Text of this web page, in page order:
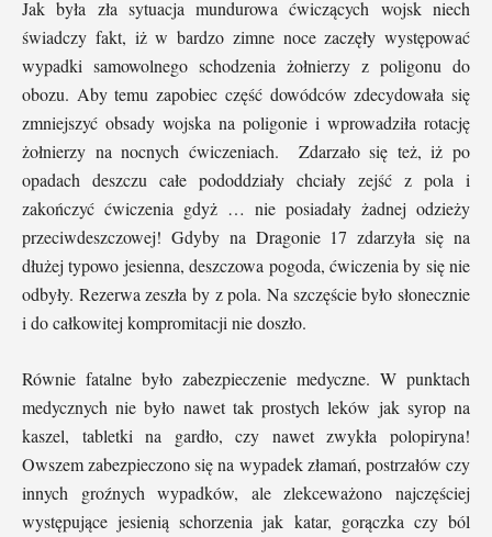
Jak była zła sytuacja mundurowa ćwiczących wojsk niech
świadczy fakt, iż w bardzo zimne noce zaczęły występować
wypadki samowolnego schodzenia żołnierzy z poligonu do
obozu. Aby temu zapobiec część dowódców zdecydowała się
zmniejszyć obsady wojska na poligonie i wprowadziła rotację
żołnierzy na nocnych ćwiczeniach. Zdarzało się też, iż po
opadach deszczu całe pododdziały chciały zejść z pola i
zakończyć ćwiczenia gdyż … nie posiadały żadnej odzieży
przeciwdeszczowej! Gdyby na Dragonie 17 zdarzyła się na
dłużej typowo jesienna, deszczowa pogoda, ćwiczenia by się nie
odbyły. Rezerwa zeszła by z pola. Na szczęście było słonecznie
i do całkowitej kompromitacji nie doszło.
Równie fatalne było zabezpieczenie medyczne. W punktach
medycznych nie było nawet tak prostych leków jak syrop na
kaszel, tabletki na gardło, czy nawet zwykła polopiryna!
Owszem zabezpieczono się na wypadek złamań, postrzałów czy
innych groźnych wypadków, ale zlekceważono najczęściej
występujące jesienią schorzenia jak katar, gorączka czy ból